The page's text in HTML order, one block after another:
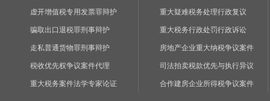
虚开增值税专用发票罪辩护
骗取出口退税罪刑事辩护
走私普通货物罪刑事辩护
税收优先权争议案件代理
重大税务案件法学专家论证
重大疑难税务处理行政复议
重大税务行政处罚行政诉讼
房地产企业重大纳税争议案件
司法拍卖税款优先与执行异议
合作建房企业所得税争议案件